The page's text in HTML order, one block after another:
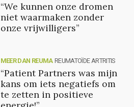
“We kunnen onze dromen
niet waarmaken zonder
onze vrijwilligers”
MEER DAN REUMA REUMATOÏDE ARTRITIS
“Patient Partners was mijn
kans om iets negatiefs om
te zetten in positieve